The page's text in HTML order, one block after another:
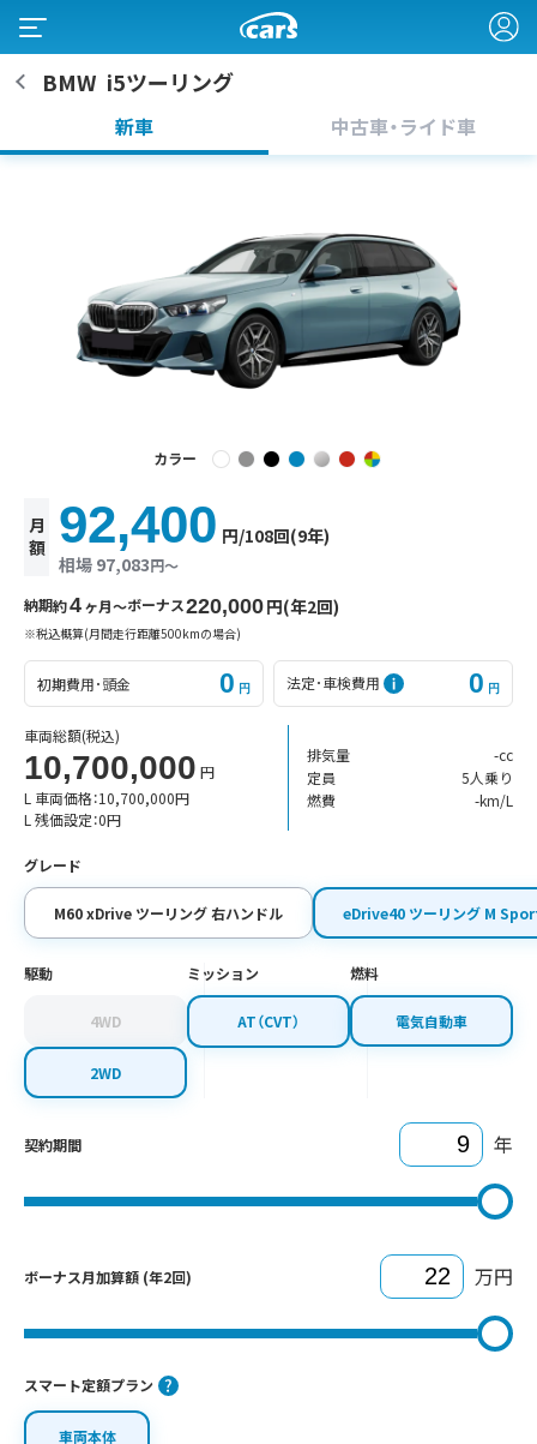
BMW i5ツーリング
新車 中古車・ライド車
カラー
月
額
相場 97,083円〜
92,400 円/108回(9年)
納期約4ヶ月〜ボーナス220,000円(年2回)
※税込概算(月間走行距離500kmの場合)
初期費用･頭金 0 円 法定･車検費用 0 円
車両総額(税込)
10,700,000 円
L 車両価格：10,700,000円
L 残価設定：0円
排気量
-cc
定員
5人乗り
燃費
-km/L
グレード
M60 xDrive ツーリング 右ハンドル eDrive40 ツーリング M
駆動
4WD
2WD
ミッション
AT（CVT）
燃料
電気自動車
契約期間 年
ボーナス月加算額 (年2回) 万円
スマート定額プラン
車両本体